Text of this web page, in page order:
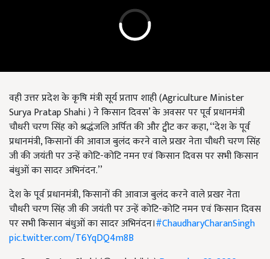
वही उत्तर प्रदेश के कृषि मंत्री सूर्य प्रताप शाही (Agriculture Minister
Surya Pratap Shahi ) ने किसान दिवस’ के अवसर पर पूर्व प्रधानमंत्री
चौधरी चरण सिंह को श्रद्धंजलि अर्पित की और ट्वीट कर कहा, ‘‘देश के पूर्व
प्रधानमंत्री, किसानों की आवाज बुलंद करने वाले प्रखर नेता चौधरी चरण सिंह
जी की जयंती पर उन्हें कोटि-कोटि नमन एवं किसान दिवस पर सभी किसान
बंधुओं का सादर अभिनंदन.’’
देश के पूर्व प्रधानमंत्री, किसानों की आवाज बुलंद करने वाले प्रखर नेता
चौधरी चरण सिंह जी की जयंती पर उन्हें कोटि-कोटि नमन एवं किसान दिवस
पर सभी किसान बंधुओं का सादर अभिनंदन।#ChaudharyCharanSingh
pic.twitter.com/T6YqDQ4m8B